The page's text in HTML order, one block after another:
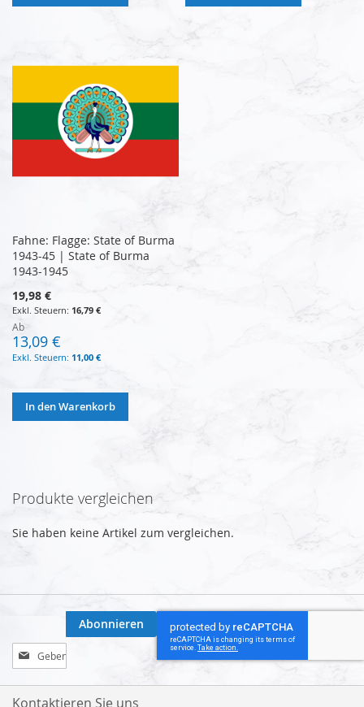
Fahne: Flagge: State of Burma
1943-45 | State of Burma
1943-1945
19,98 €
16,79 €
Ab
13,09 €
11,00 €
In den Warenkorb
Produkte vergleichen
Sie haben keine Artikel zum vergleichen.
Melden
Sie
sich
für
Abonnieren
Kontaktieren Sie uns